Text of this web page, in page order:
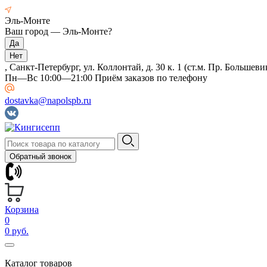
Эль-Монте
Ваш город — Эль-Монте?
, Санкт-Петербург, ул. Коллонтай, д. 30 к. 1 (ст.м. Пр.
Пн—Вс 10:00—21:00 Приём заказов по телефону
dostavka@napolspb.ru
Обратный звонок
Корзина
0
0 руб.
Каталог товаров